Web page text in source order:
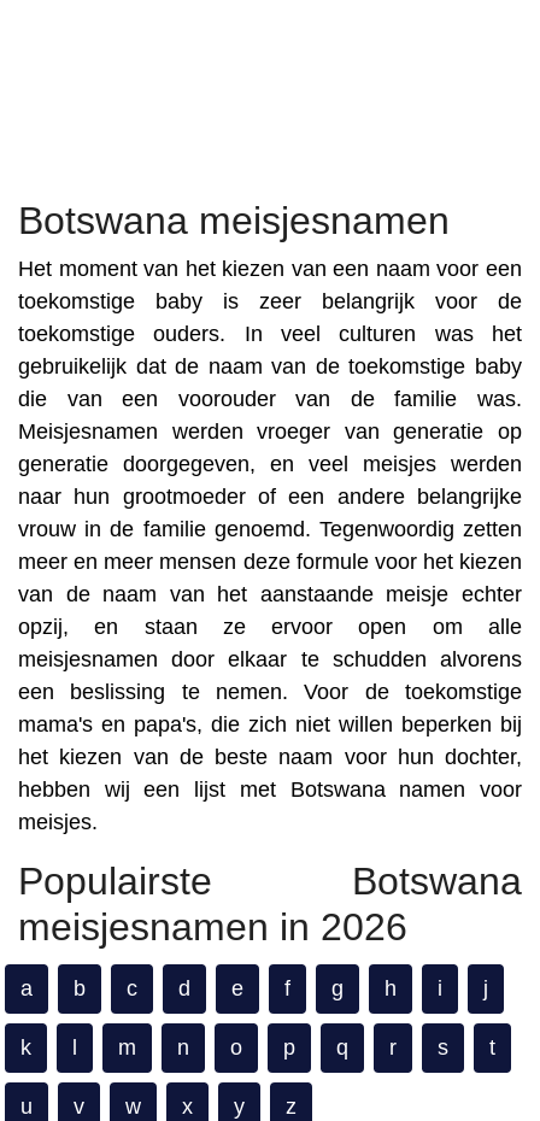
Botswana meisjesnamen
Het moment van het kiezen van een naam voor een
toekomstige baby is zeer belangrijk voor de
toekomstige ouders. In veel culturen was het
gebruikelijk dat de naam van de toekomstige baby
die van een voorouder van de familie was.
Meisjesnamen werden vroeger van generatie op
generatie doorgegeven, en veel meisjes werden
naar hun grootmoeder of een andere belangrijke
vrouw in de familie genoemd. Tegenwoordig zetten
meer en meer mensen deze formule voor het kiezen
van de naam van het aanstaande meisje echter
opzij, en staan ze ervoor open om alle
meisjesnamen door elkaar te schudden alvorens
een beslissing te nemen. Voor de toekomstige
mama's en papa's, die zich niet willen beperken bij
het kiezen van de beste naam voor hun dochter,
hebben wij een lijst met Botswana namen voor
meisjes.
Populairste Botswana
meisjesnamen in 2026
a b c d e f g h i j
k m n o p q r s t
u v w x y z